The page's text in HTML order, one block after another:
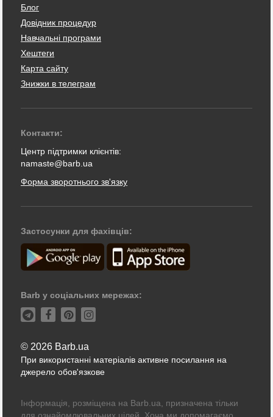
Блог
Довідник процедур
Навчальні програми
Хештеги
Карта сайту
Знижки в телеграм
Контакти:
Центр підтримки клієнтів:
namaste@barb.ua
Форма зворотнього зв'язку
Застосунки для фахівців:
Barb у соціальних мережах:
© 2026 Barb.ua
При використанні матеріалів активне посилання на
джерело обов'язкове
Інформація, розміщена на Barb.ua, призначена тільки
для ознайомлювальних цілей. Хоча ми допомагаємо